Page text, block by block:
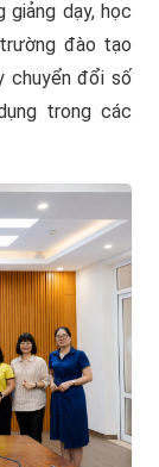
giảng dạy, học
đào tạo
chuyển đổi số
trong các